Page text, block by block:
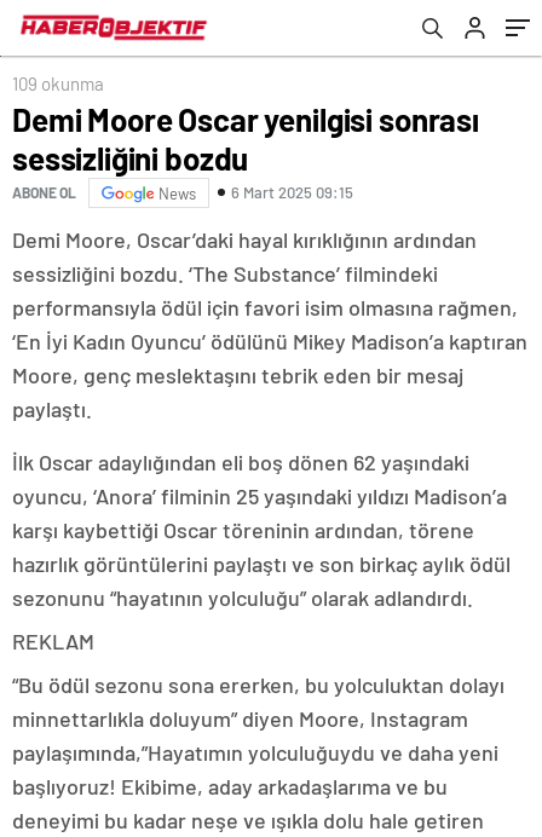
109 okunma
Demi Moore Oscar yenilgisi sonrası
sessizliğini bozdu
ABONE OL News 6 Mart 2025 09:15
Demi Moore, Oscar’daki hayal kırıklığının ardından
sessizliğini bozdu. ‘The Substance’ filmindeki
performansıyla ödül için favori isim olmasına rağmen,
‘En İyi Kadın Oyuncu’ ödülünü Mikey Madison’a kaptıran
Moore, genç meslektaşını tebrik eden bir mesaj
paylaştı.
İlk Oscar adaylığından eli boş dönen 62 yaşındaki
oyuncu, ‘Anora’ filminin 25 yaşındaki yıldızı Madison’a
karşı kaybettiği Oscar töreninin ardından, törene
hazırlık görüntülerini paylaştı ve son birkaç aylık ödül
sezonunu “hayatının yolculuğu” olarak adlandırdı.
REKLAM
“Bu ödül sezonu sona ererken, bu yolculuktan dolayı
minnettarlıkla doluyum” diyen Moore, Instagram
paylaşımında,”Hayatımın yolculuğuydu ve daha yeni
başlıyoruz! Ekibime, aday arkadaşlarıma ve bu
deneyimi bu kadar neşe ve ışıkla dolu hale getiren